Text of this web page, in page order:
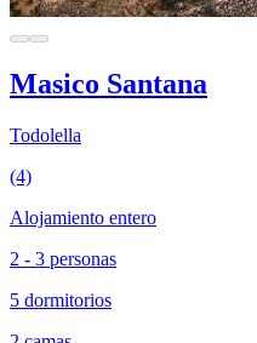
Masico Santana
Todolella
(4)
Alojamiento entero
2 - 3 personas
5 dormitorios